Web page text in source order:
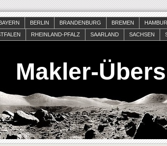
BERLIN BRANDENBURG BREMEN
RHEINLAND-PFALZ SAARLAND SACHSEN
Makler-